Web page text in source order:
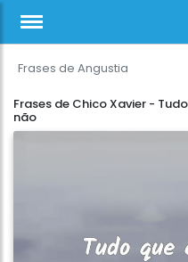
Frases de Angustia
Frases de Chico Xavier -
não